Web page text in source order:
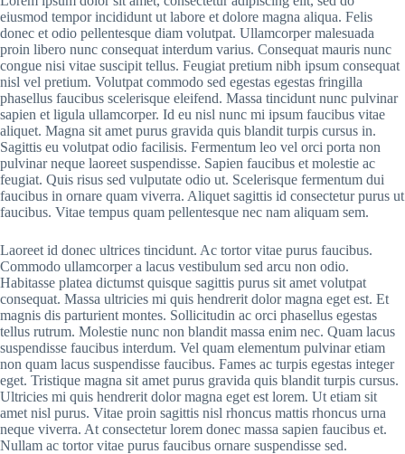
eiusmod tempor incididunt ut labore et dolore magna aliqua. Felis
donec et odio pellentesque diam volutpat. Ullamcorper malesuada
proin libero nunc consequat interdum varius. Consequat mauris nunc
congue nisi vitae suscipit tellus. Feugiat pretium nibh ipsum consequat
nisl vel pretium. Volutpat commodo sed egestas egestas fringilla
phasellus faucibus scelerisque eleifend. Massa tincidunt nunc pulvinar
sapien et ligula ullamcorper. Id eu nisl nunc mi ipsum faucibus vitae
aliquet. Magna sit amet purus gravida quis blandit turpis cursus in.
Sagittis eu volutpat odio facilisis. Fermentum leo vel orci porta non
pulvinar neque laoreet suspendisse. Sapien faucibus et molestie ac
feugiat. Quis risus sed vulputate odio ut. Scelerisque fermentum dui
faucibus in ornare quam viverra. Aliquet sagittis id consectetur purus ut
faucibus. Vitae tempus quam pellentesque nec nam aliquam sem.
Laoreet id donec ultrices tincidunt. Ac tortor vitae purus faucibus.
Commodo ullamcorper a lacus vestibulum sed arcu non odio.
Habitasse platea dictumst quisque sagittis purus sit amet volutpat
consequat. Massa ultricies mi quis hendrerit dolor magna eget est. Et
magnis dis parturient montes. Sollicitudin ac orci phasellus egestas
tellus rutrum. Molestie nunc non blandit massa enim nec. Quam lacus
suspendisse faucibus interdum. Vel quam elementum pulvinar etiam
non quam lacus suspendisse faucibus. Fames ac turpis egestas integer
eget. Tristique magna sit amet purus gravida quis blandit turpis cursus.
Ultricies mi quis hendrerit dolor magna eget est lorem. Ut etiam sit
amet nisl purus. Vitae proin sagittis nisl rhoncus mattis rhoncus urna
neque viverra. At consectetur lorem donec massa sapien faucibus et.
Nullam ac tortor vitae purus faucibus ornare suspendisse sed.